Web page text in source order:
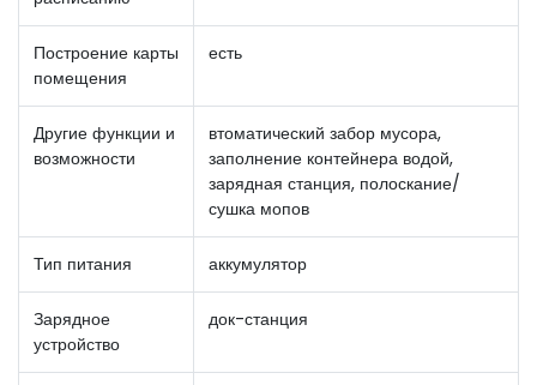
Построение карты
помещения
есть
Другие функции и
возможности
втоматический забор мусора,
заполнение контейнера водой,
зарядная станция, полоскание/
сушка мопов
Тип питания аккумулятор
Зарядное
устройство
док-станция